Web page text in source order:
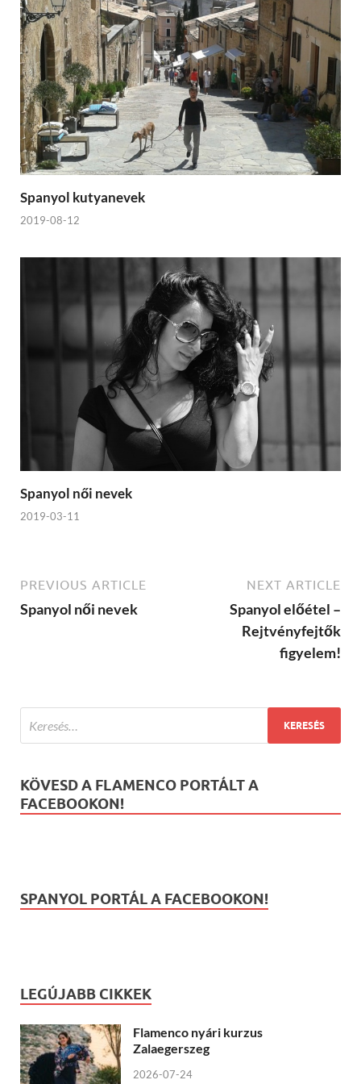
Spanyol kutyanevek
2019-08-12
Spanyol női nevek
2019-03-11
PREVIOUS ARTICLE
Spanyol női nevek
NEXT ARTICLE
Spanyol előétel –
Rejtvényfejtők
figyelem!
KÖVESD A FLAMENCO PORTÁLT A
FACEBOOKON!
SPANYOL PORTÁL A FACEBOOKON!
LEGÚJABB CIKKEK
Flamenco nyári kurzus
Zalaegerszeg
2026-07-24